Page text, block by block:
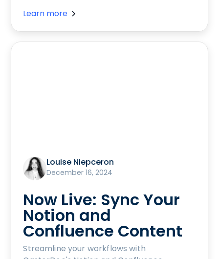
Learn more
Louise Niepceron
December 16, 2024
Now Live: Sync Your
Notion and
Confluence Content
Streamline your workflows with